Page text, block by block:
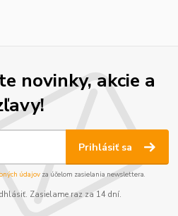
novinky, akcie a
Prihlásiť sa
údajov za účelom zasielania newslettera.
Zasielame raz za 14 dní.